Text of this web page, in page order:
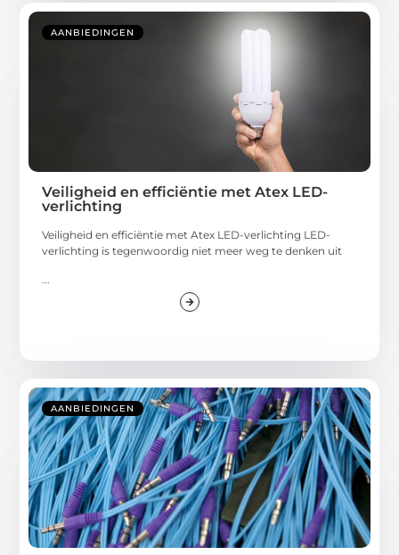
AANBIEDINGEN
Veiligheid en efficiëntie met Atex LED-
verlichting
Veiligheid en efficiëntie met Atex LED-verlichting LED-
verlichting is tegenwoordig niet meer weg te denken uit
...
AANBIEDINGEN